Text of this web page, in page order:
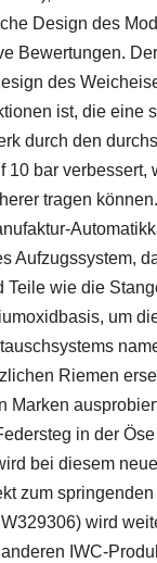
Design des
Bewertungen.
des
ist, die eine
durch den
bar
tragen können.
Aufzugssystem,
wie die
um
Riemen
in der
bei diesem
zum
wird
IWC-